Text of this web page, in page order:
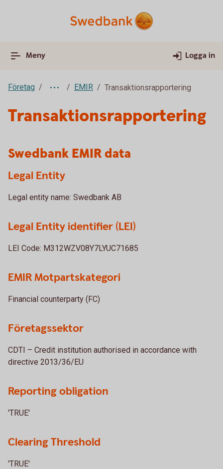
Meny Logga in
Företag EMIR Transaktionsrapportering
Transaktionsrapportering
Swedbank EMIR data
Legal Entity
Legal entity name: Swedbank AB
Legal Entity identifier (LEI)
LEI Code: M312WZV08Y7LYUC71685
EMIR Motpartskategori
Financial counterparty (FC)
Företagssektor
CDTI – Credit institution authorised in accordance with
directive 2013/36/EU
Reporting obligation
'TRUE'
Clearing Threshold
'TRUE'